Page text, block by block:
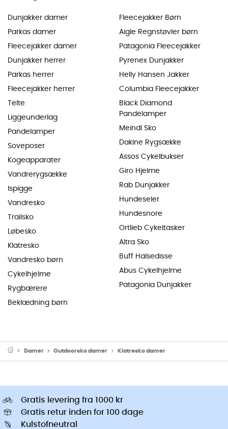
Dunjakker damer
Parkas damer
Fleecejakker damer
Dunjakker herrer
Parkas herrer
Fleecejakker herrer
Telte
Liggeunderlag
Pandelamper
Soveposer
Kogeapparater
Vandrerygsække
Ispigge
Vandresko
Trailsko
Løbesko
Klatresko
Vandresko børn
Cykelhjelme
Rygbærere
Beklædning børn
Fleecejakker Børn
Aigle Regnstøvler børn
Patagonia Fleecejakker
Pyrenex Dunjakker
Helly Hansen Jakker
Columbia Fleecejakker
Black Diamond
Pandelamper
Meindl Sko
Dakine Rygsække
Assos Cykelbukser
Giro Hjelme
Rab Dunjakker
Hundeseler
Hundesnore
Ortlieb Cykeltasker
Altra Sko
Buff Halsedisse
Abus Cykelhjelme
Patagonia Dunjakker
Damer Outdoorsko damer Klatresko damer
Gratis levering fra 1000 kr
Gratis retur inden for 100 dage
Kulstofneutral